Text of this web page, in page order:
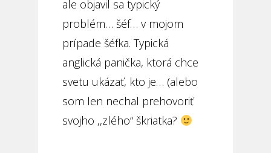
ale objavil sa typický
problém… šéf… v mojom
prípade šéfka. Typická
anglická panička, ktorá chce
svetu ukázať, kto je… (alebo
som len nechal prehovoriť
svojho ,,zlého“ škriatka?